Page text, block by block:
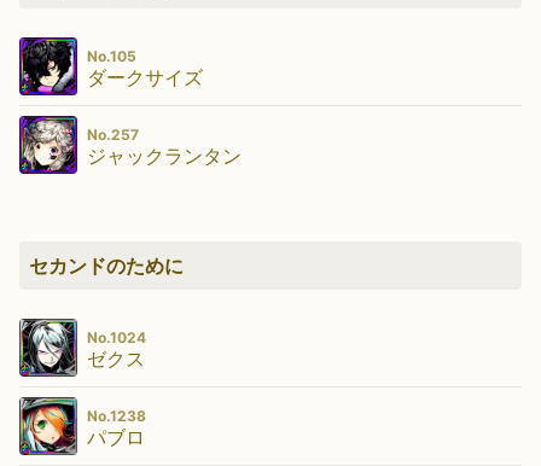
No.105
ダークサイズ
No.257
ジャックランタン
セカンドのために
No.1024
ゼクス
No.1238
パブロ